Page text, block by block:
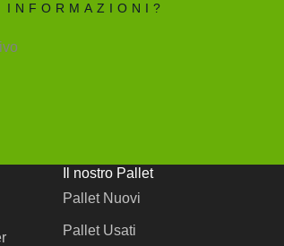
Il nostro Pallet
Pallet Nuovi
Pallet Usati